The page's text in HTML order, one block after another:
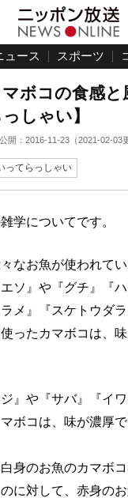
ュース スポーツ
ボコの食感と
しゃい】
開： 2016-11-23 （2021-02-03
ってらっしゃい
学についてです。
なお魚が使われてい
ソ』や『グチ』『ハ
ラメ』『スケトウダ
ったカマボコは、
』や『サバ』『イ
ボコは、味が濃厚
身のお魚のカマボ
に対して、赤身の